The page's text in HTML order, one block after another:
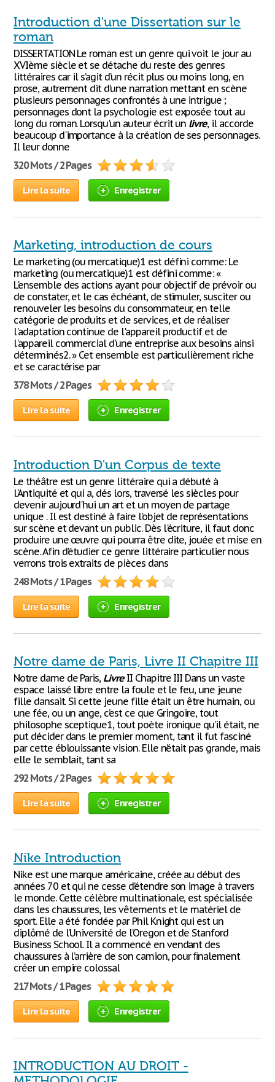
Introduction d'une Dissertation sur le
roman
DISSERTATION Le roman est un genre qui voit le jour au
XVIème siècle et se détache du reste des genres
littéraires car il s’agit d’un récit plus ou moins long, en
prose, autrement dit d’une narration mettant en scène
plusieurs personnages confrontés à une intrigue ;
personnages dont la psychologie est exposée tout au
long du roman. Lorsqu'un auteur écrit un livre, il accorde
beaucoup d'importance à la création de ses personnages.
Il leur donne
320 Mots / 2 Pages
Lire la suite Enregistrer
Marketing, introduction de cours
Le marketing (ou mercatique)1 est défini comme: Le
marketing (ou mercatique)1 est défini comme: «
L'ensemble des actions ayant pour objectif de prévoir ou
de constater, et le cas échéant, de stimuler, susciter ou
renouveler les besoins du consommateur, en telle
catégorie de produits et de services, et de réaliser
l'adaptation continue de l'appareil productif et de
l'appareil commercial d'une entreprise aux besoins ainsi
déterminés2. » Cet ensemble est particulièrement riche
et se caractérise par
378 Mots / 2 Pages
Lire la suite Enregistrer
Introduction D'un Corpus de texte
Le théâtre est un genre littéraire qui a débuté à
l'Antiquité et qui a, dés lors, traversé les siècles pour
devenir aujourd'hui un art et un moyen de partage
unique . Il est destiné à faire l'objet de représentations
sur scène et devant un public. Dès l'écriture, il faut donc
produire une œuvre qui pourra être dite, jouée et mise en
scène. Afin d'étudier ce genre littéraire particulier nous
verrons trois extraits de pièces dans
248 Mots / 1 Pages
Lire la suite Enregistrer
Notre dame de Paris, Livre II Chapitre III
Notre dame de Paris, LivreII Chapitre III Dans un vaste
espace laissé libre entre la foule et le feu, une jeune
fille dansait. Si cette jeune fille était un être humain, ou
une fée, ou un ange, c’est ce que Gringoire, tout
philosophe sceptique1, tout poète ironique qu’il était, ne
put décider dans le premier moment, tant il fut fasciné
par cette éblouissante vision. Elle n’était pas grande, mais
elle le semblait, tant sa
292 Mots / 2 Pages
Lire la suite Enregistrer
Nike Introduction
Nike est une marque américaine, créée au début des
années 70 et qui ne cesse d’étendre son image à travers
le monde. Cette célèbre multinationale, est spécialisée
dans les chaussures, les vêtements et le matériel de
sport. Elle a été fondée par Phil Knight qui est un
diplômé de l’Université de l’Oregon et de Stanford
Business School. Il a commencé en vendant des
chaussures à l’arrière de son camion, pour ﬁnalement
créer un empire colossal
217 Mots / 1 Pages
Lire la suite Enregistrer
INTRODUCTION AU DROIT -